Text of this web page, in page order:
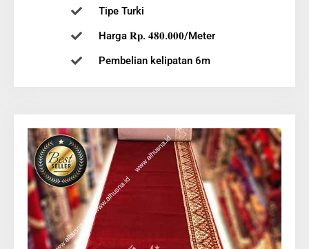
Tipe Turki
Harga 𝐑𝐩. 𝟒𝟖𝟎.𝟎𝟎𝟎/Meter
Pembelian kelipatan 6m